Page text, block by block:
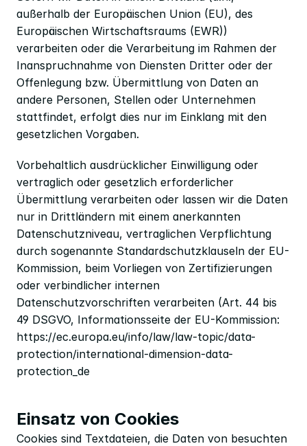
außerhalb der Europäischen Union (EU), des
Europäischen Wirtschaftsraums (EWR))
verarbeiten oder die Verarbeitung im Rahmen der
Inanspruchnahme von Diensten Dritter oder der
Offenlegung bzw. Übermittlung von Daten an
andere Personen, Stellen oder Unternehmen
stattfindet, erfolgt dies nur im Einklang mit den
gesetzlichen Vorgaben.
Vorbehaltlich ausdrücklicher Einwilligung oder
vertraglich oder gesetzlich erforderlicher
Übermittlung verarbeiten oder lassen wir die Daten
nur in Drittländern mit einem anerkannten
Datenschutzniveau, vertraglichen Verpflichtung
durch sogenannte Standardschutzklauseln der EU-
Kommission, beim Vorliegen von Zertifizierungen
oder verbindlicher internen
Datenschutzvorschriften verarbeiten (Art. 44 bis
https://ec.europa.eu/info/law/law-topic/data-
protection/international-dimension-data-
protection_de
Einsatz von Cookies
Cookies sind Textdateien, die Daten von besuchten